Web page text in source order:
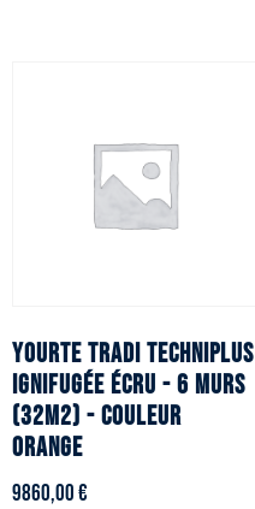
YOURTE TRADI TECHNIPLUS
ignifugée écru - 6 murs
(32m2) - Couleur
orange
9860,00€